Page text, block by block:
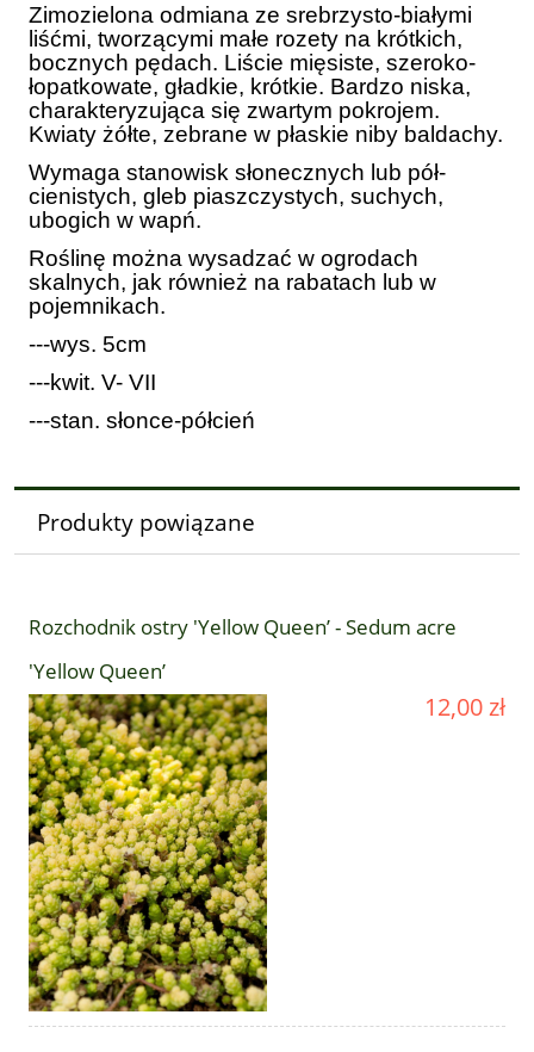
Zimozielona odmiana ze srebrzysto-białymi
liśćmi, tworzącymi małe rozety na krótkich,
bocznych pędach. Liście mięsiste, szeroko-
łopatkowate, gładkie, krótkie. Bardzo niska,
charakteryzująca się zwartym pokrojem.
Kwiaty żółte, zebrane w płaskie niby baldachy.
Wymaga stanowisk słonecznych lub pół-
cienistych, gleb piaszczystych, suchych,
ubogich w wapń.
Roślinę można wysadzać w ogrodach
skalnych, jak również na rabatach lub w
pojemnikach.
---wys. 5cm
---kwit. V- VII
---stan. słonce-półcień
Produkty powiązane
Rozchodnik ostry 'Yellow Queen’ - Sedum acre
'Yellow Queen’
12,00 zł